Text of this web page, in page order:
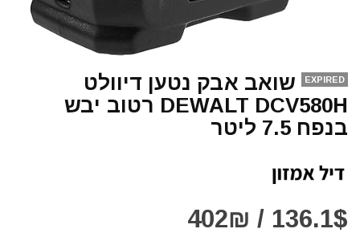
EXPIRED
שואב אבק נטען דיוולט
DEWALT DCV580H רטוב יבש
בנפח 7.5 ליטר
136.1$ / 402₪